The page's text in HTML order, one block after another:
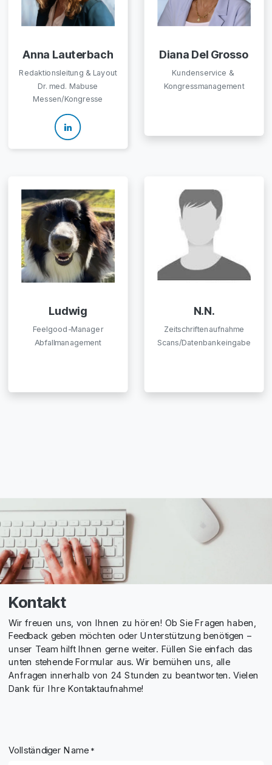
Anna Lauterbach
Redaktionsleitung & Layout
Dr. med. Mabuse
Messen/Kongresse
Diana Del Grosso
Kundenservice &
Kongressmanagement
Ludwig
Feelgood-Manager
Abfallmanagement
N.N.
Zeitschriftenaufnahme
Scans/Datenbankeingabe
Kontakt
Wir freuen uns, von Ihnen zu hören! Ob Sie Fragen haben,
Feedback geben möchten oder Unterstützung benötigen –
unser Team hilft Ihnen gerne weiter. Füllen Sie einfach das
unten stehende Formular aus. Wir bemühen uns, alle
Anfragen innerhalb von 24 Stunden zu beantworten. Vielen
Dank für Ihre Kontaktaufnahme!
Vollständiger Name*